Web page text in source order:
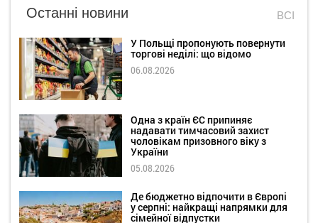
Останні новини ВСІ
У Польщі пропонують повернути
торгові неділі: що відомо
06.08.2026
Одна з країн ЄС припиняє
надавати тимчасовий захист
чоловікам призовного віку з
України
05.08.2026
Де бюджетно відпочити в Європі
у серпні: найкращі напрямки для
сімейної відпустки